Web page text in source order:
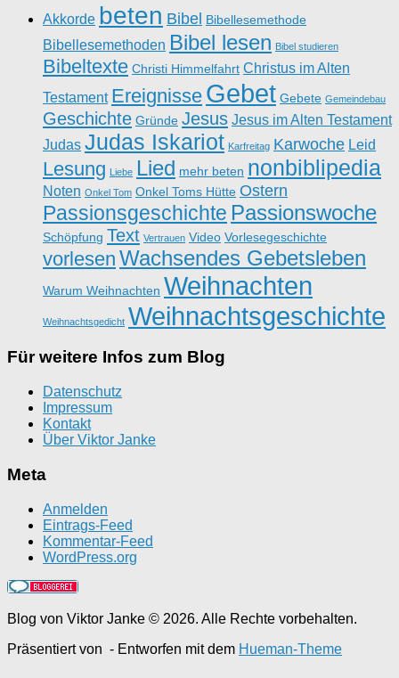
Akkorde beten Bibel Bibellesemethode
Bibellesemethoden Bibel lesen Bibel studieren
Bibeltexte Christi Himmelfahrt Christus im Alten
Testament Ereignisse Gebet Gebete Gemeindebau
Geschichte Gründe Jesus Jesus im Alten Testament
Judas Judas Iskariot Karfreitag Karwoche Leid
Lesung Liebe Lied mehr beten nonbiblipedia
Noten Onkel Tom Onkel Toms Hütte Ostern
Passionsgeschichte Passionswoche
Schöpfung Text Vertrauen Video Vorlesegeschichte
vorlesen Wachsendes Gebetsleben
Warum Weihnachten Weihnachten
Weihnachtsgedicht Weihnachtsgeschichte
Für weitere Infos zum Blog
Datenschutz
Impressum
Kontakt
Über Viktor Janke
Meta
Anmelden
Eintrags-Feed
Kommentar-Feed
WordPress.org
Blog von Viktor Janke © 2026. Alle Rechte vorbehalten.
Präsentiert von - Entworfen mit dem Hueman-Theme